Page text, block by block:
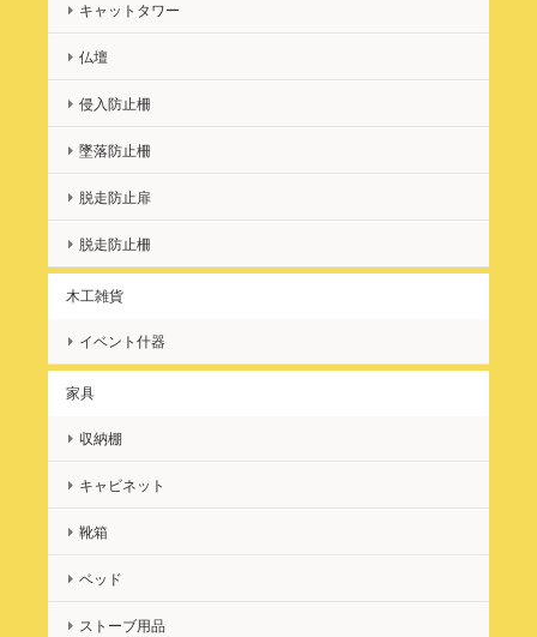
びます。 お役に立ててとても嬉しく、こ
年月が流れて、ベッドを延長をする必要
商品届きました。 ダブルベッドにプラスベッドとして購入しまし
た。問い合わせにも丁寧にご回答いただき、納品までスムーズで
キャットタワー
仏壇
侵入防止柵
墜落防止柵
脱走防止扉
脱走防止柵
木工雑貨
イベント什器
家具
収納棚
キャビネット
靴箱
ベッド
ストーブ用品